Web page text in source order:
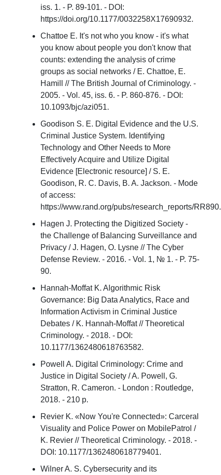
iss. 1. - P. 89-101. - DOI:
https://doi.org/10.1177/0032258X17690932.
Chattoe E. It's not who you know - it's what
you know about people you don't know that
counts: extending the analysis of crime
groups as social networks / E. Chattoe, E.
Hamill // The British Journal of Criminology. -
2005. - Vol. 45, iss. 6. - P. 860-876. - DOI:
10.1093/bjc/azi051.
Goodison S. E. Digital Evidence and the U.S.
Criminal Justice System. Identifying
Technology and Other Needs to More
Effectively Acquire and Utilize Digital
Evidence [Electronic resource] / S. E.
Goodison, R. C. Davis, B. A. Jackson. - Mode
of access:
https://www.rand.org/pubs/research_reports/
Hagen J. Protecting the Digitized Society -
the Challenge of Balancing Surveillance and
Privacy / J. Hagen, O. Lysne // The Cyber
Defense Review. - 2016. - Vol. 1, № 1. - P. 75-
90.
Hannah-Moffat K. Algorithmic Risk
Governance: Big Data Analytics, Race and
Information Activism in Criminal Justice
Debates / K. Hannah-Moffat // Theoretical
Criminology. - 2018. - DOI:
10.1177/1362480618763582.
Powell A. Digital Criminology: Crime and
Justice in Digital Society / A. Powell, G.
Stratton, R. Cameron. - London : Routledge,
2018. - 210 p.
Revier K. «Now You're Connected»: Carceral
Visuality and Police Power on MobilePatrol /
K. Revier // Theoretical Criminology. - 2018. -
DOI: 10.1177/1362480618779401.
Wilner A. S. Cybersecurity and its